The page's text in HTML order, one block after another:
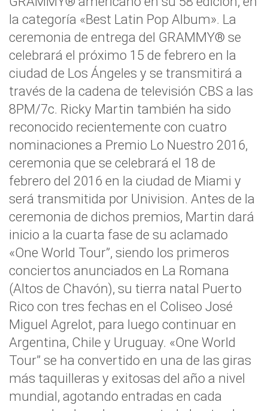
la categoría «Best Latin Pop Album». La
ceremonia de entrega del GRAMMY® se
celebrará el próximo 15 de febrero en la
ciudad de Los Ángeles y se transmitirá a
través de la cadena de televisión CBS a las
8PM/7c. Ricky Martin también ha sido
reconocido recientemente con cuatro
nominaciones a Premio Lo Nuestro 2016,
ceremonia que se celebrará el 18 de
febrero del 2016 en la ciudad de Miami y
será transmitida por Univision. Antes de la
ceremonia de dichos premios, Martin dará
inicio a la cuarta fase de su aclamado
«One World Tour”, siendo los primeros
conciertos anunciados en La Romana
(Altos de Chavón), su tierra natal Puerto
Rico con tres fechas en el Coliseo José
Miguel Agrelot, para luego continuar en
Argentina, Chile y Uruguay. «One World
Tour” se ha convertido en una de las giras
más taquilleras y exitosas del año a nivel
mundial, agotando entradas en cada